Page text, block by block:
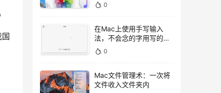
0
在Mac上使用手写输入
法，不会念的字用写的就
好！
0
Mac文件管理术：一次将
文件收入文件夹内